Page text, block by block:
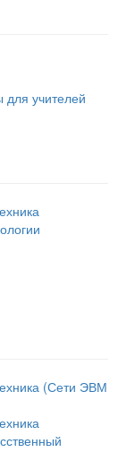
для учителей
(Сети ЭВМ